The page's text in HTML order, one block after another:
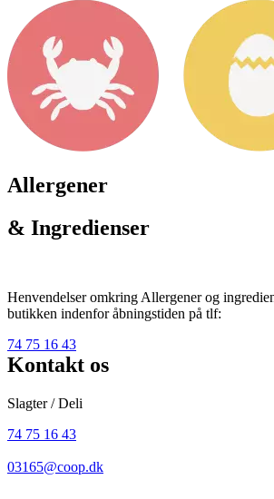
Allergener
& Ingredienser
Henvendelser omkring Allergener og
butikken indenfor åbningstiden på tlf:
74 75 16 43
Kontakt os
Slagter / Deli
74 75 16 43
03165@coop.dk